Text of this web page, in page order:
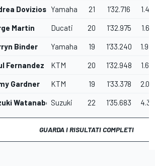
Dovizioso Yamaha 21 1'32.716
Martin Ducati 20 1'32.975
Binder Yamaha 19 1'33.240
Fernandez KTM 20 1'32.948
Gardner KTM 19 1'33.378
Watanabe Suzuki 22 1'35.683
GUARDA I RISULTATI COMPLETI